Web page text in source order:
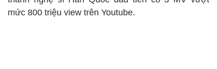
mức 800 triệu view trên Youtube.